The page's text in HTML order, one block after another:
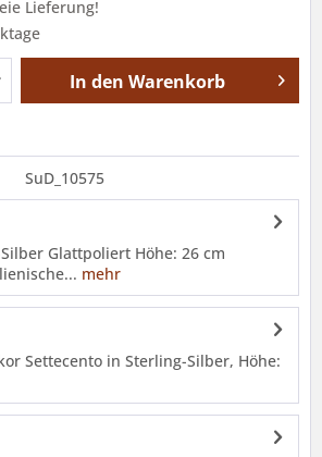
Lieferung!
In den Warenkorb
SuD_10575
Glattpoliert Höhe: 26 cm
mehr
Settecento in Sterling-Silber, Höhe: